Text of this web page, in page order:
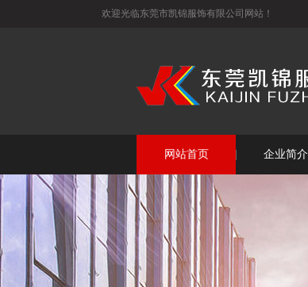
欢迎光临东莞市凯锦服饰有限公司网站！
网站首页 企业简介